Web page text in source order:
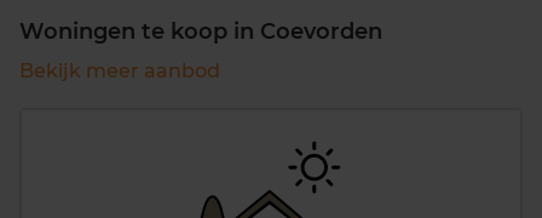
Woningen te koop in Coevorden
Bekijk meer aanbod